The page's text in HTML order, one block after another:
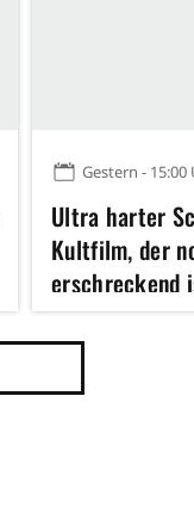
Gestern - 15:00
Ultra harter
Kultfilm, der
erschreckend
Jahren,